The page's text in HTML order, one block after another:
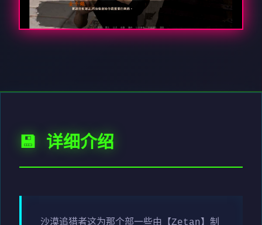
💾 详细介绍
沙漠追猎者这为那个部一些由【Zetan】制